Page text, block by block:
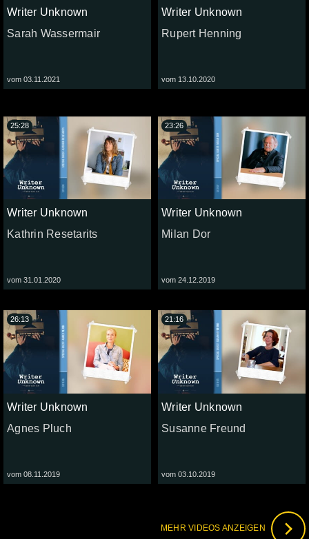
Writer Unknown
Sarah Wassermair
vom 03.11.2021
Writer Unknown
Rupert Henning
vom 13.10.2020
Writer Unknown
Kathrin Resetarits
vom 31.01.2020
25:28
Writer Unknown
Milan Dor
vom 24.12.2019
23:26
Writer Unknown
Agnes Pluch
vom 08.11.2019
26:13
Writer Unknown
Susanne Freund
vom 03.10.2019
21:16
MEHR VIDEOS ANZEIGEN